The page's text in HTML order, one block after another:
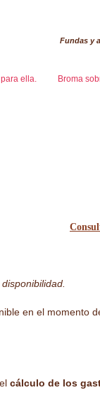
Fundas y
ella. Broma
en el momento
cálculo de los